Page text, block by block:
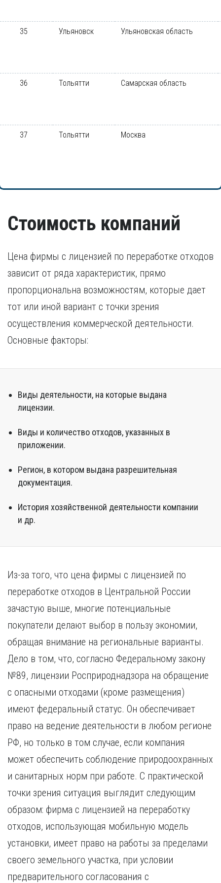
35 Ульяновск Ульяновская область
36 Тольятти Самарская область
37 Тольятти Москва
Стоимость компаний
Цена фирмы с лицензией по переработке отходов
зависит от ряда характеристик, прямо
пропорциональна возможностям, которые дает
тот или иной вариант с точки зрения
осуществления коммерческой деятельности.
Основные факторы:
Виды деятельности, на которые выдана
лицензии.
Виды и количество отходов, указанных в
приложении.
Регион, в котором выдана разрешительная
документация.
История хозяйственной деятельности компании
и др.
Из-за того, что цена фирмы с лицензией по
переработке отходов в Центральной России
зачастую выше, многие потенциальные
покупатели делают выбор в пользу экономии,
обращая внимание на региональные варианты.
Дело в том, что, согласно Федеральному закону
№89, лицензии Росприроднадзора на обращение
с опасными отходами (кроме размещения)
имеют федеральный статус. Он обеспечивает
право на ведение деятельности в любом регионе
РФ, но только в том случае, если компания
может обеспечить соблюдение природоохранных
и санитарных норм при работе. С практической
точки зрения ситуация выглядит следующим
образом: фирма с лицензией на переработку
отходов, использующая мобильную модель
установки, имеет право на работы за пределами
своего земельного участка, при условии
предварительного согласования с